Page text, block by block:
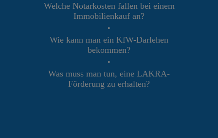
Welche Notarkosten fallen bei einem
Immobilienkauf an?
•
Wie kann man ein KfW-Darlehen
bekommen?
•
Was muss man tun, eine LAKRA-
Förderung zu erhalten?